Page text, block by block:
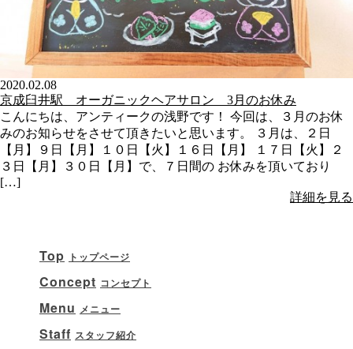
2020.02.08
京成臼井駅 オーガニックヘアサロン 3月のお休み
こんにちは、アンティークの浅野です！ 今回は、３月のお休
みのお知らせをさせて頂きたいと思います。 ３月は、２日
【月】９日【月】１０日【火】１６日【月】 １７日【火】２
３日【月】３０日【月】で、７日間の お休みを頂いており
[…]
詳細を見る
Top トップページ
Concept コンセプト
Menu メニュー
Staff スタッフ紹介